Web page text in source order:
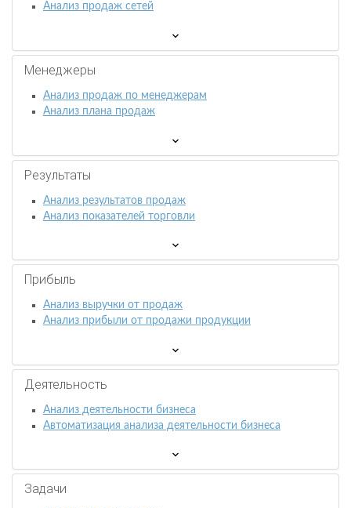
Анализ продаж сетей
Менеджеры
Анализ продаж по менеджерам
Анализ плана продаж
Результаты
Анализ результатов продаж
Анализ показателей торговли
Прибыль
Анализ выручки от продаж
Анализ прибыли от продажи продукции
Деятельность
Анализ деятельности бизнеса
Автоматизация анализа деятельности бизнеса
Задачи